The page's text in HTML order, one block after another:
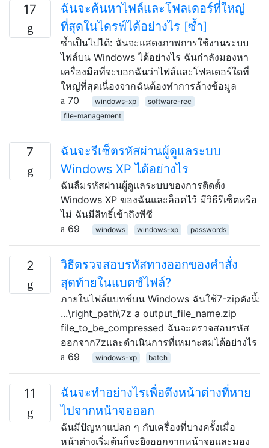
17
ฉันจะค้นหาไฟล์และโฟลเดอร์ที่ใหญ่
ที่สุดในไดรฟ์ได้อย่างไร [ซ้ำ]
ซ้ำเป็นไปได้: ฉันจะแสดงภาพการใช้งานระบบ
ไฟล์บน Windows ได้อย่างไร ฉันกำลังมองหา
เครื่องมือที่จะบอกฉันว่าไฟล์และโฟลเดอร์ใดที่
ใหญ่ที่สุดเนื่องจากฉันต้องทำการล้างข้อมูล
70
windows-xp
software-rec
file-management
7
ฉันจะรีเซ็ตรหัสผ่านผู้ดูแลระบบ
Windows XP ได้อย่างไร
ฉันลืมรหัสผ่านผู้ดูแลระบบของการติดตั้ง
Windows XP ของฉันและล็อคไว้ มีวิธีรีเซ็ตหรือ
ไม่ ฉันมีสิทธิ์เข้าถึงพีซี
69
windows windows-xp passwords
2
วิธีตรวจสอบรหัสทางออกของคำสั่ง
สุดท้ายในแบตช์ไฟล์?
ภายในไฟล์แบทช์บน Windows ฉันใช้7-zipดังนี้:
...\right_path\7z a output_file_name.zip
file_to_be_compressed ฉันจะตรวจสอบรหัส
ออกจาก7zและดำเนินการที่เหมาะสมได้อย่างไร
69
windows-xp batch
11
ฉันจะทำอย่างไรเพื่อดึงหน้าต่างที่หาย
ไปจากหน้าจอออก
ฉันมีปัญหาแปลก ๆ กับเครื่องที่บางครั้งเมื่อ
หน้าต่างเริ่มต้นก็จะยิงออกจากหน้าจอและมอง